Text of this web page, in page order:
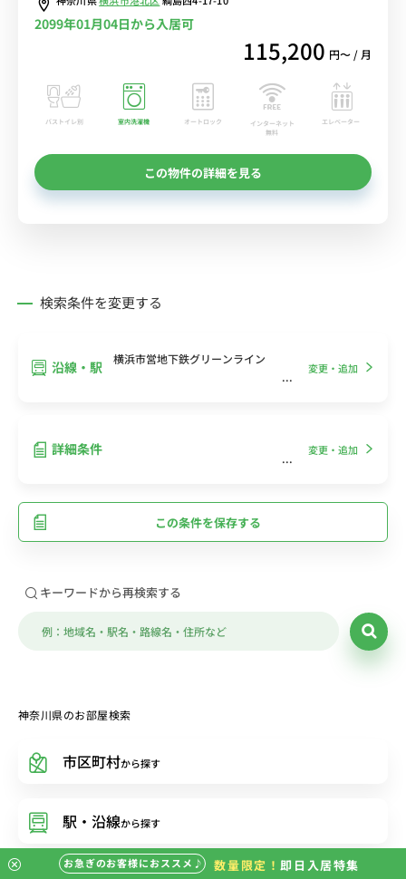
2099年01月04日から入居可
115,200 円〜 / 月
バストイレ別 室内洗濯機 オートロック
インターネット
無料
エレベーター
この物件の詳細を見る
検索条件を変更する
沿線・駅 横浜市営地下鉄グリーンライン
変更・追加
詳細条件 変更・追加
この条件を保存する
キーワードから再検索する
神奈川県のお部屋検索
市区町村から探す
駅・沿線から探す
お急ぎのお客様におススメ♪ 数量限定！ 即日入居特集